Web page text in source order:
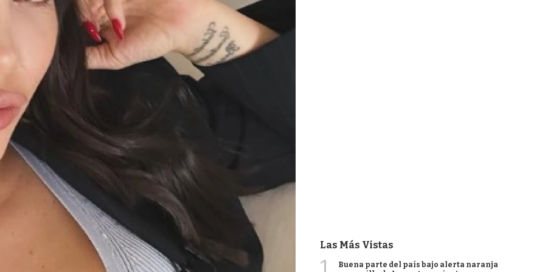
Las Más Vistas
Buena parte del país bajo alerta naranja